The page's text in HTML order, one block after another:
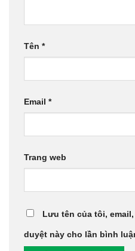
Tên *
Email *
Trang web
Lưu tên của tôi,
duyệt này cho lần bình